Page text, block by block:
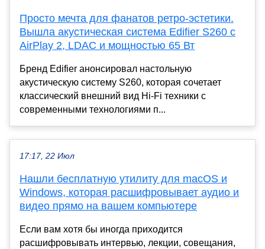
Просто мечта для фанатов ретро-эстетики.
Вышла акустическая система Edifier S260 с
AirPlay 2, LDAC и мощностью 65 Вт
Бренд Edifier анонсировал настольную
акустическую систему S260, которая сочетает
классический внешний вид Hi-Fi техники с
современными технологиями п...
17:17, 22 Июл
Нашли бесплатную утилиту для macOS и
Windows, которая расшифровывает аудио и
видео прямо на вашем компьютере
Если вам хотя бы иногда приходится
расшифровывать интервью, лекции, совещания,